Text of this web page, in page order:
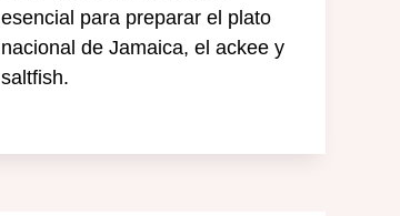
esencial para preparar el plato
nacional de Jamaica, el ackee y
saltfish.